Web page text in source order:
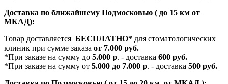
Доставка по ближайшему Подмосковью ( до 15 км от
МКАД):
Товар доставляется БЕСПЛАТНО* для стоматологических
клиник при сумме заказа от 7.000 руб.
*При заказе на сумму до 5.000 р. - доставка 600 руб.
*При заказе на сумму от 5.000 до 7.000 р. - доставка 500 руб.